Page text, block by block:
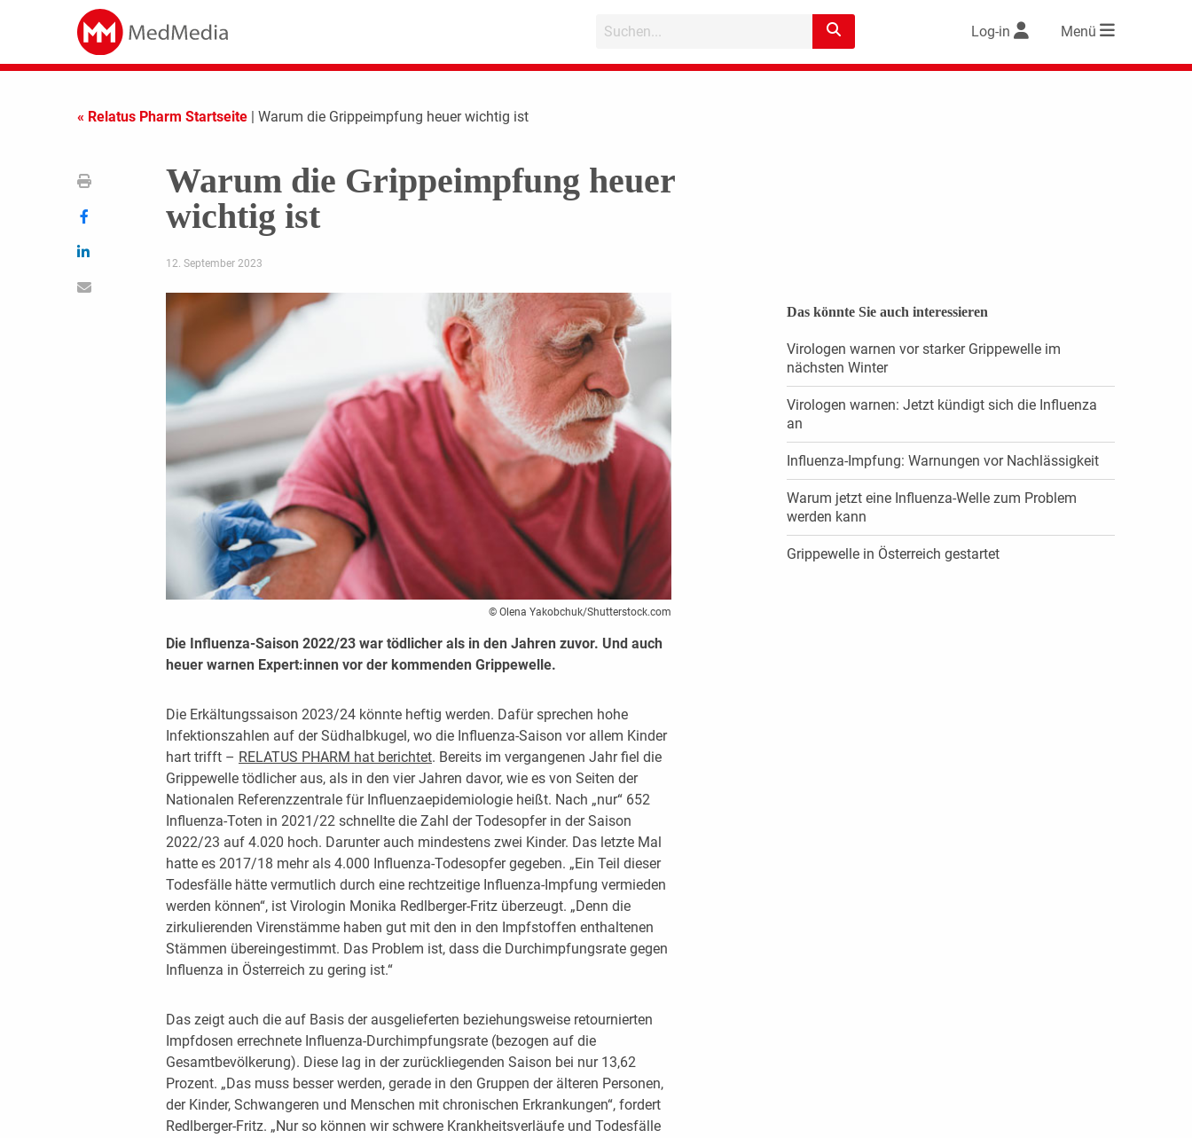
Log-in Menü
« Relatus Pharm Startseite | Warum die Grippeimpfung heuer wichtig ist
Warum die Grippeimpfung heuer
wichtig ist
12. September 2023
© Olena Yakobchuk/Shutterstock.com
Die Influenza-Saison 2022/23 war tödlicher als in den Jahren zuvor. Und auch
heuer warnen Expert:innen vor der kommenden Grippewelle.
Die Erkältungssaison 2023/24 könnte heftig werden. Dafür sprechen hohe
Infektionszahlen auf der Südhalbkugel, wo die Influenza-Saison vor allem Kinder
hart trifft – RELATUS PHARM hat berichtet. Bereits im vergangenen Jahr fiel die
Grippewelle tödlicher aus, als in den vier Jahren davor, wie es von Seiten der
Nationalen Referenzzentrale für Influenzaepidemiologie heißt. Nach „nur“ 652
Influenza-Toten in 2021/22 schnellte die Zahl der Todesopfer in der Saison
2022/23 auf 4.020 hoch. Darunter auch mindestens zwei Kinder. Das letzte Mal
hatte es 2017/18 mehr als 4.000 Influenza-Todesopfer gegeben. „Ein Teil dieser
Todesfälle hätte vermutlich durch eine rechtzeitige Influenza-Impfung vermieden
werden können“, ist Virologin Monika Redlberger-Fritz überzeugt. „Denn die
zirkulierenden Virenstämme haben gut mit den in den Impfstoffen enthaltenen
Stämmen übereingestimmt. Das Problem ist, dass die Durchimpfungsrate gegen
Influenza in Österreich zu gering ist.“
Das zeigt auch die auf Basis der ausgelieferten beziehungsweise retournierten
Impfdosen errechnete Influenza-Durchimpfungsrate (bezogen auf die
Gesamtbevölkerung). Diese lag in der zurückliegenden Saison bei nur 13,62
Prozent. „Das muss besser werden, gerade in den Gruppen der älteren Personen,
der Kinder, Schwangeren und Menschen mit chronischen Erkrankungen“, fordert
Redlberger-Fritz. „Nur so können wir schwere Krankheitsverläufe und Todesfälle
Das könnte Sie auch interessieren
Virologen warnen vor starker Grippewelle im
nächsten Winter
Virologen warnen: Jetzt kündigt sich die Influenza
an
Influenza-Impfung: Warnungen vor Nachlässigkeit
Warum jetzt eine Influenza-Welle zum Problem
werden kann
Grippewelle in Österreich gestartet